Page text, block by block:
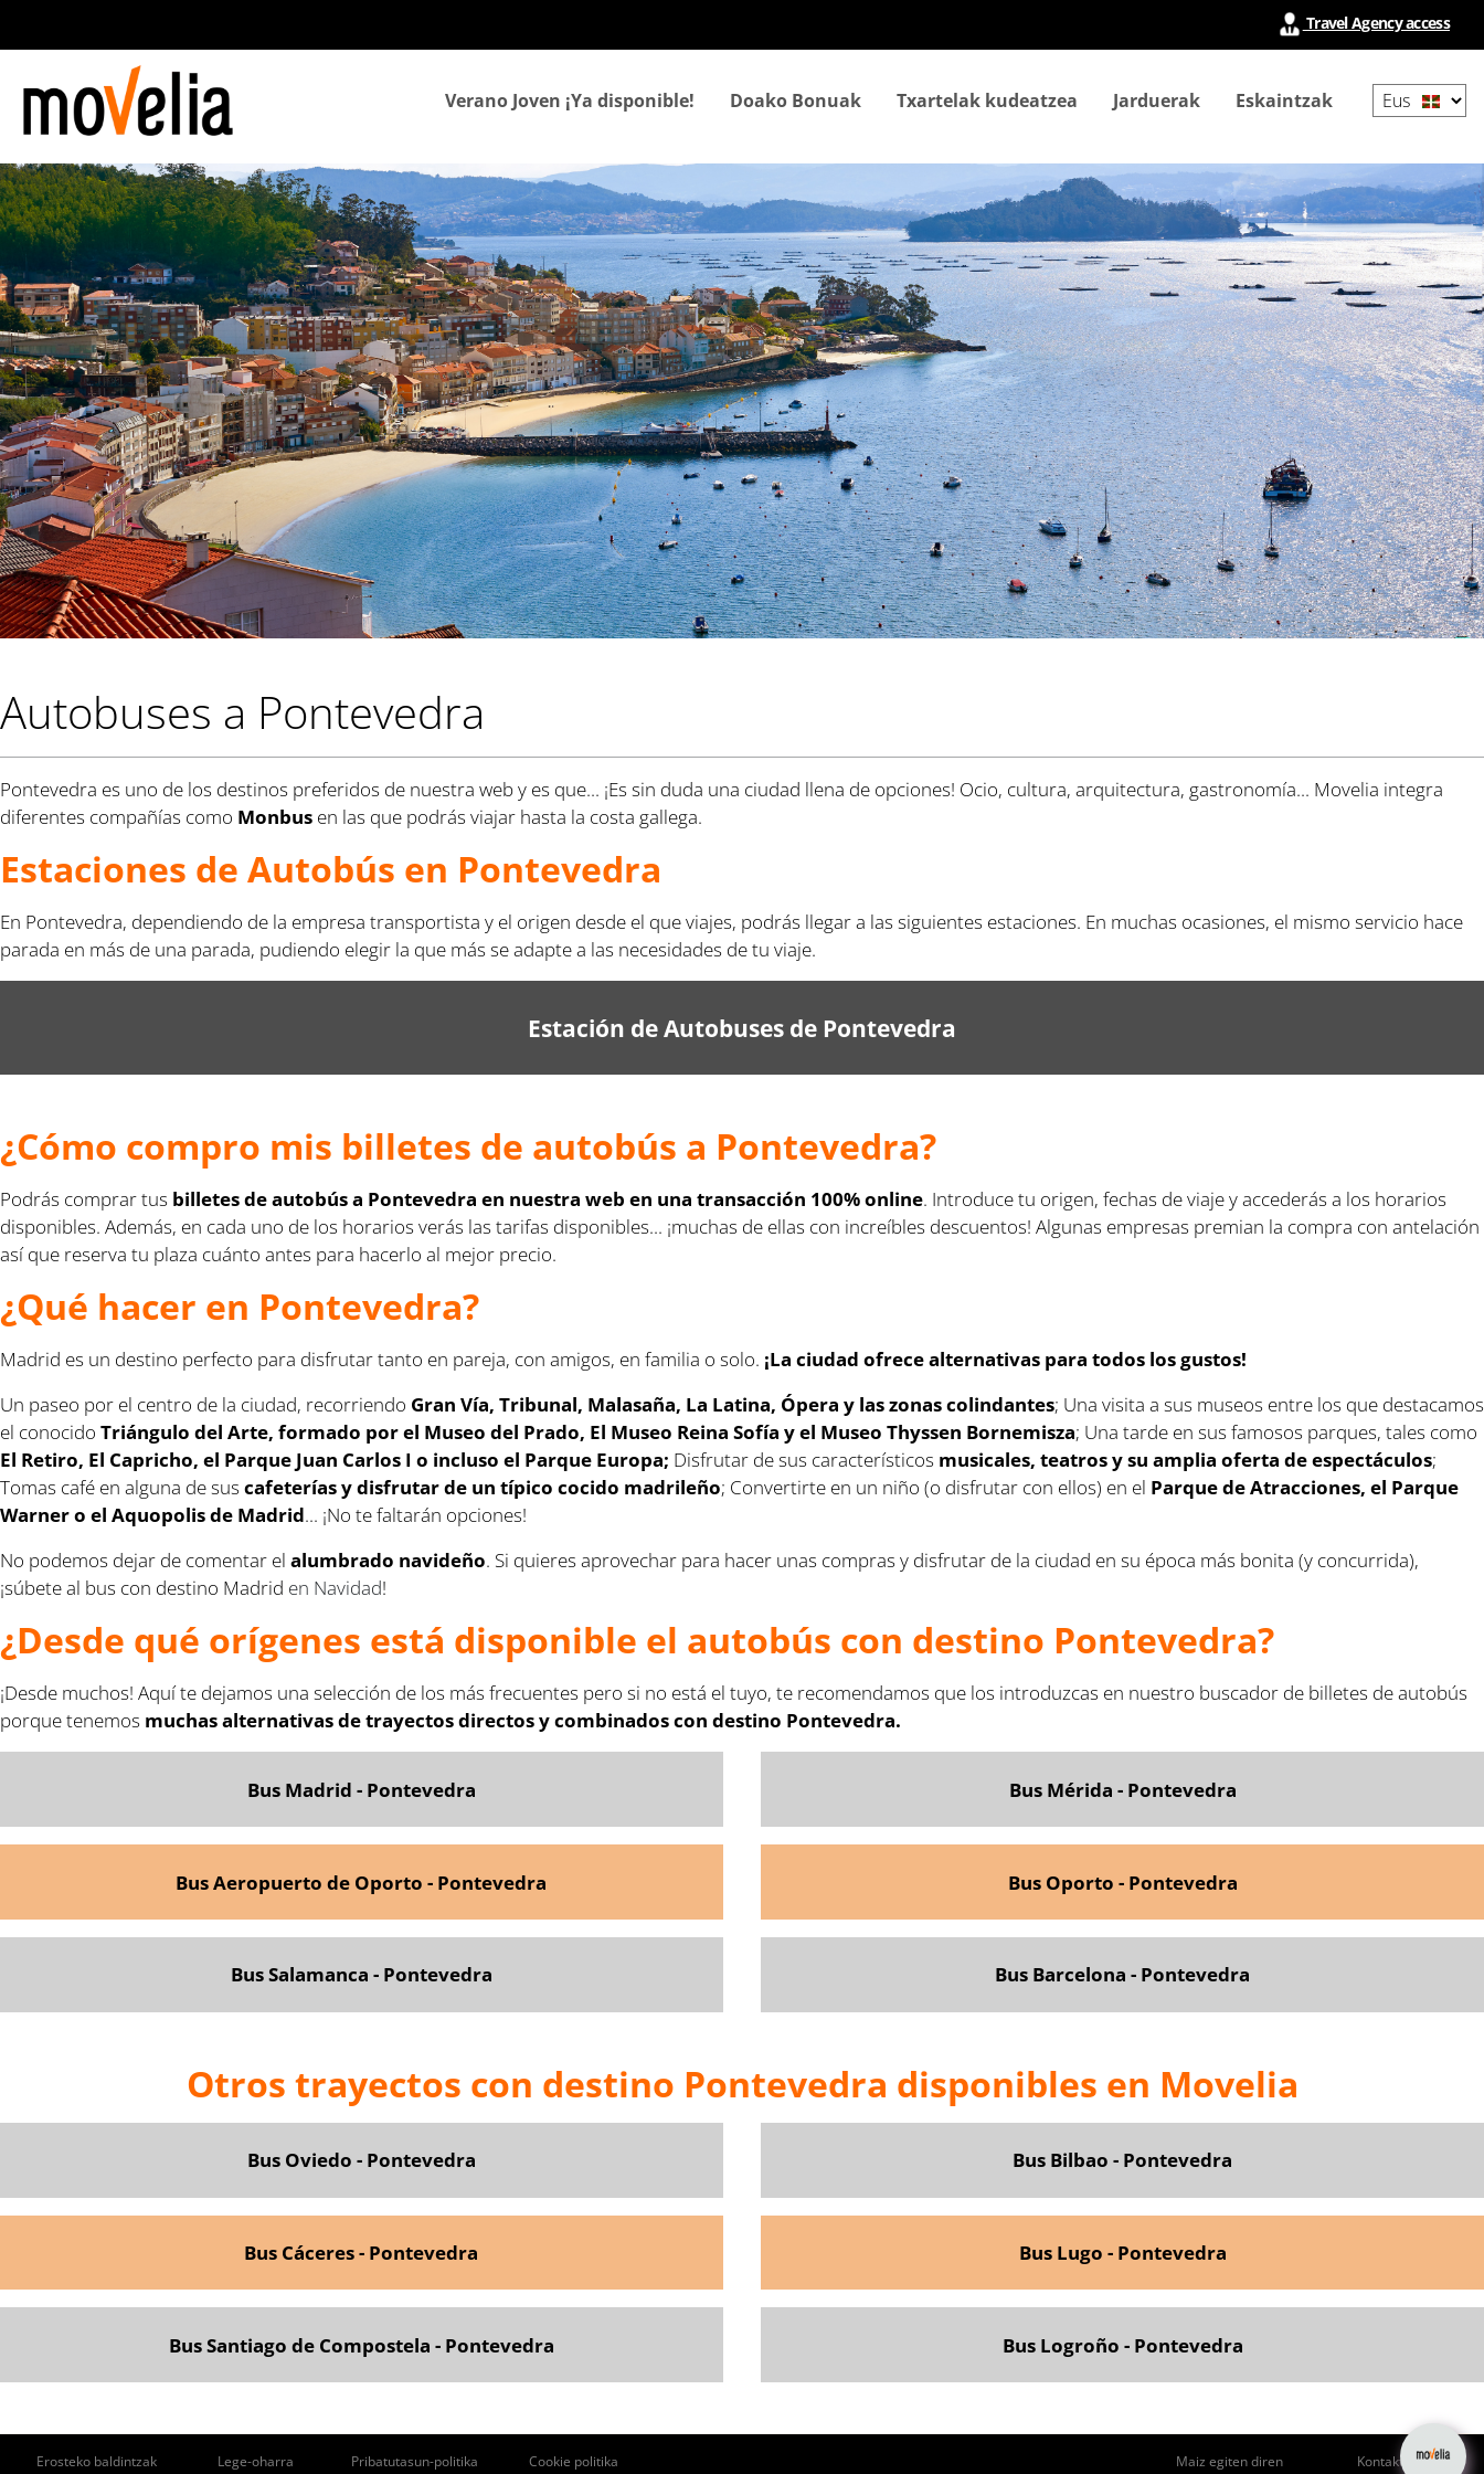
content
Travel Agency access
NavegaciónVerano Joven ¡Ya disponible! Doako Bonuak Txartelak kudeatzea Jarduerak Eskaintzak
your
Autobuses a Pontevedra
Pontevedra es uno de los destinos preferidos de nuestra web y es que... ¡Es sin duda una ciudad llena de opciones! Ocio, cultura, arquitectura, gastronomía... Movelia integra
diferentes compañías como Monbus en las que podrás viajar hasta la costa gallega.
Estaciones de Autobús en Pontevedra
En Pontevedra, dependiendo de la empresa transportista y el origen desde el que viajes, podrás llegar a las siguientes estaciones. En muchas ocasiones, el mismo servicio hace
parada en más de una parada, pudiendo elegir la que más se adapte a las necesidades de tu viaje.
Estación de Autobuses de Pontevedra
¿Cómo compro mis billetes de autobús a Pontevedra?
Podrás comprar tus billetes de autobús a Pontevedra en nuestra web en una transacción 100% online. Introduce tu origen, fechas de viaje y accederás a los horarios
disponibles. Además, en cada uno de los horarios verás las tarifas disponibles... ¡muchas de ellas con increíbles descuentos! Algunas empresas premian la compra con antelación
así que reserva tu plaza cuánto antes para hacerlo al mejor precio.
¿Qué hacer en Pontevedra?
Madrid es un destino perfecto para disfrutar tanto en pareja, con amigos, en familia o solo. ¡La ciudad ofrece alternativas para todos los gustos!
Un paseo por el centro de la ciudad, recorriendo Gran Vía, Tribunal, Malasaña, La Latina, Ópera y las zonas colindantes; Una visita a sus museos entre los que destacamos
el conocido Triángulo del Arte, formado por el Museo del Prado, El Museo Reina Sofía y el Museo Thyssen Bornemisza; Una tarde en sus famosos parques, tales como
El Retiro, El Capricho, el Parque Juan Carlos I o incluso el Parque Europa; Disfrutar de sus característicos musicales, teatros y su amplia oferta de espectáculos;
Tomas café en alguna de suscafeterías y disfrutar de un típico cocido madrileño; Convertirte en un niño (o disfrutar con ellos) en el Parque de Atracciones, el Parque
Warner o el Aquopolis de Madrid... ¡No te faltarán opciones!
No podemos dejar de comentar el alumbrado navideño. Si quieres aprovechar para hacer unas compras y disfrutar de la ciudad en su época más bonita (y concurrida),
¡súbete al bus con destino Madrid en Navidad!
¿Desde qué orígenes está disponible el autobús con destino Pontevedra?
¡Desde muchos! Aquí te dejamos una selección de los más frecuentes pero si no está el tuyo, te recomendamos que los introduzcas en nuestro buscador de billetes de autobús
porque tenemos muchas alternativas de trayectos directos y combinados con destino Pontevedra.
Bus Madrid - Pontevedra
Bus Aeropuerto de Oporto - Pontevedra
Bus Salamanca - Pontevedra
Bus Mérida - Pontevedra
Bus Oporto - Pontevedra
Bus Barcelona - Pontevedra
Otros trayectos con destino Pontevedra disponibles en Movelia
Bus Oviedo - Pontevedra
Bus Cáceres - Pontevedra
Bus Santiago de Compostela - Pontevedra
Bus Bilbao - Pontevedra
Bus Lugo - Pontevedra
Bus Logroño - Pontevedra
Erosteko baldintzak Lege-oharra Pribatutasun-politika Cookie politika Kontaktua
Maiz egiten diren